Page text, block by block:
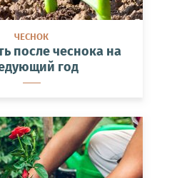
ЧЕСНОК
после чеснока на
год